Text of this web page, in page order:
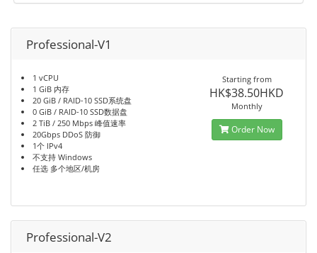
Professional-V1
1 vCPU
1 GiB 内存
20 GiB / RAID-10 SSD系统盘
0 GiB / RAID-10 SSD数据盘
2 TiB / 250 Mbps 峰值速率
20Gbps DDoS 防御
1个 IPv4
不支持 Windows
任选 多个地区/机房
Starting from
HK$38.50HKD
Monthly
Order Now
Professional-V2